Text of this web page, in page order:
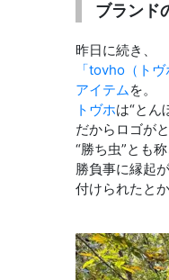
ブランド
昨日に続き、
「tovho（ト
アイテムを。
トヴホは“とん
だからロゴが
“勝ち虫”とも
勝負事に縁起
付けられたとか